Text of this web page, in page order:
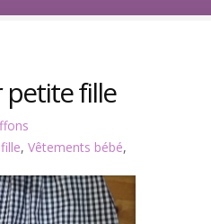
petite fille
, Vêtements bébé,